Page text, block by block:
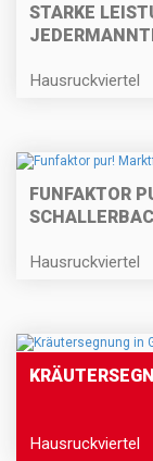
STARKE
Hausruckviertel
FUNFAKTOR
Hausruckviertel
Hausruckviertel